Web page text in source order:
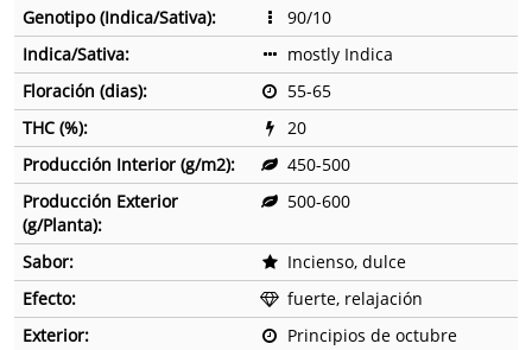
Genotipo (Indica/Sativa):
90/10
Indica/Sativa:
mostly Indica
Floración (dias):
55-65
THC (%):
20
Producción Interior (g/m2):
450-500
Producción Exterior
(g/Planta):
500-600
Sabor:
Incienso, dulce
Efecto:
fuerte, relajación
Exterior:
Principios de octubre